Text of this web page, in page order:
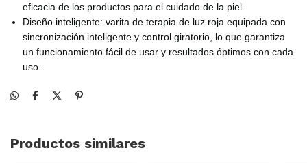
eficacia de los productos para el cuidado de la piel.
Diseño inteligente: varita de terapia de luz roja equipada con
sincronización inteligente y control giratorio, lo que garantiza
un funcionamiento fácil de usar y resultados óptimos con cada
uso.
Productos similares